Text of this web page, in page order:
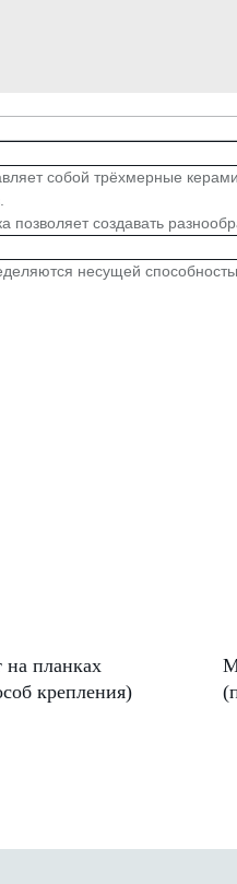
собой трёхмерные
позволяет создавать
несущей
на планках
крепления)